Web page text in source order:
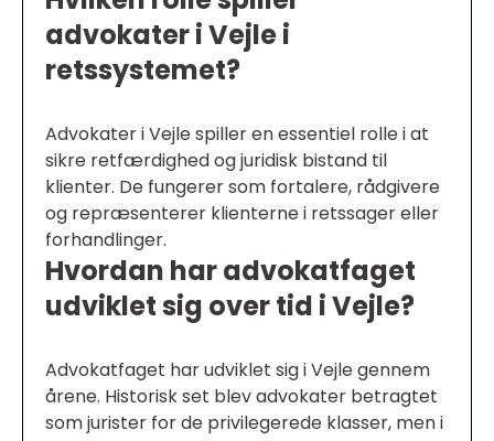
advokater i Vejle i
retssystemet?
Advokater i Vejle spiller en essentiel rolle i at
sikre retfærdighed og juridisk bistand til
klienter. De fungerer som fortalere, rådgivere
og repræsenterer klienterne i retssager eller
forhandlinger.
Hvordan har advokatfaget
udviklet sig over tid i Vejle?
Advokatfaget har udviklet sig i Vejle gennem
årene. Historisk set blev advokater betragtet
som jurister for de privilegerede klasser, men i